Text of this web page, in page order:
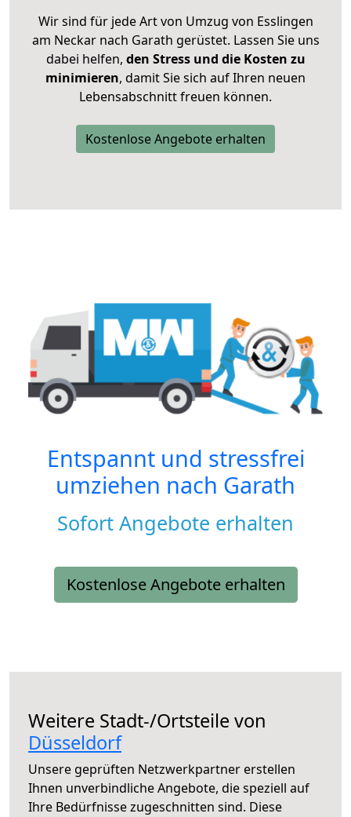
Wir sind für jede Art von Umzug von Esslingen
am Neckar nach Garath gerüstet. Lassen Sie uns
dabei helfen, den Stress und die Kosten zu
minimieren, damit Sie sich auf Ihren neuen
Lebensabschnitt freuen können.
Kostenlose Angebote erhalten
Entspannt und stressfrei
umziehen nach Garath
Sofort Angebote erhalten
Kostenlose Angebote erhalten
Weitere Stadt-/Ortsteile von
Düsseldorf
Unsere geprüften Netzwerkpartner erstellen
Ihnen unverbindliche Angebote, die speziell auf
Ihre Bedürfnisse zugeschnitten sind. Diese